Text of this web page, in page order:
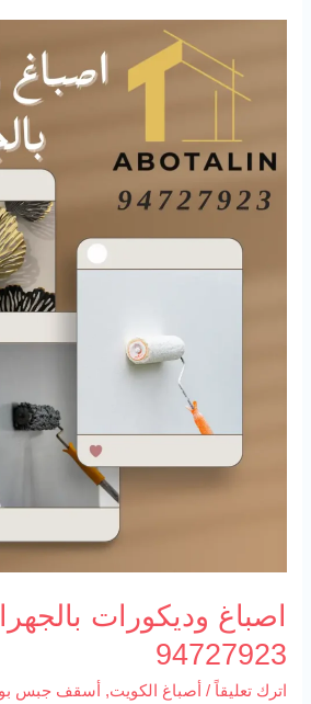
اصباغ وديكورات
94727923
اترك تعليقاً / أصباغ الكويت, أسقف جبس
وديكورات
بالجهراء